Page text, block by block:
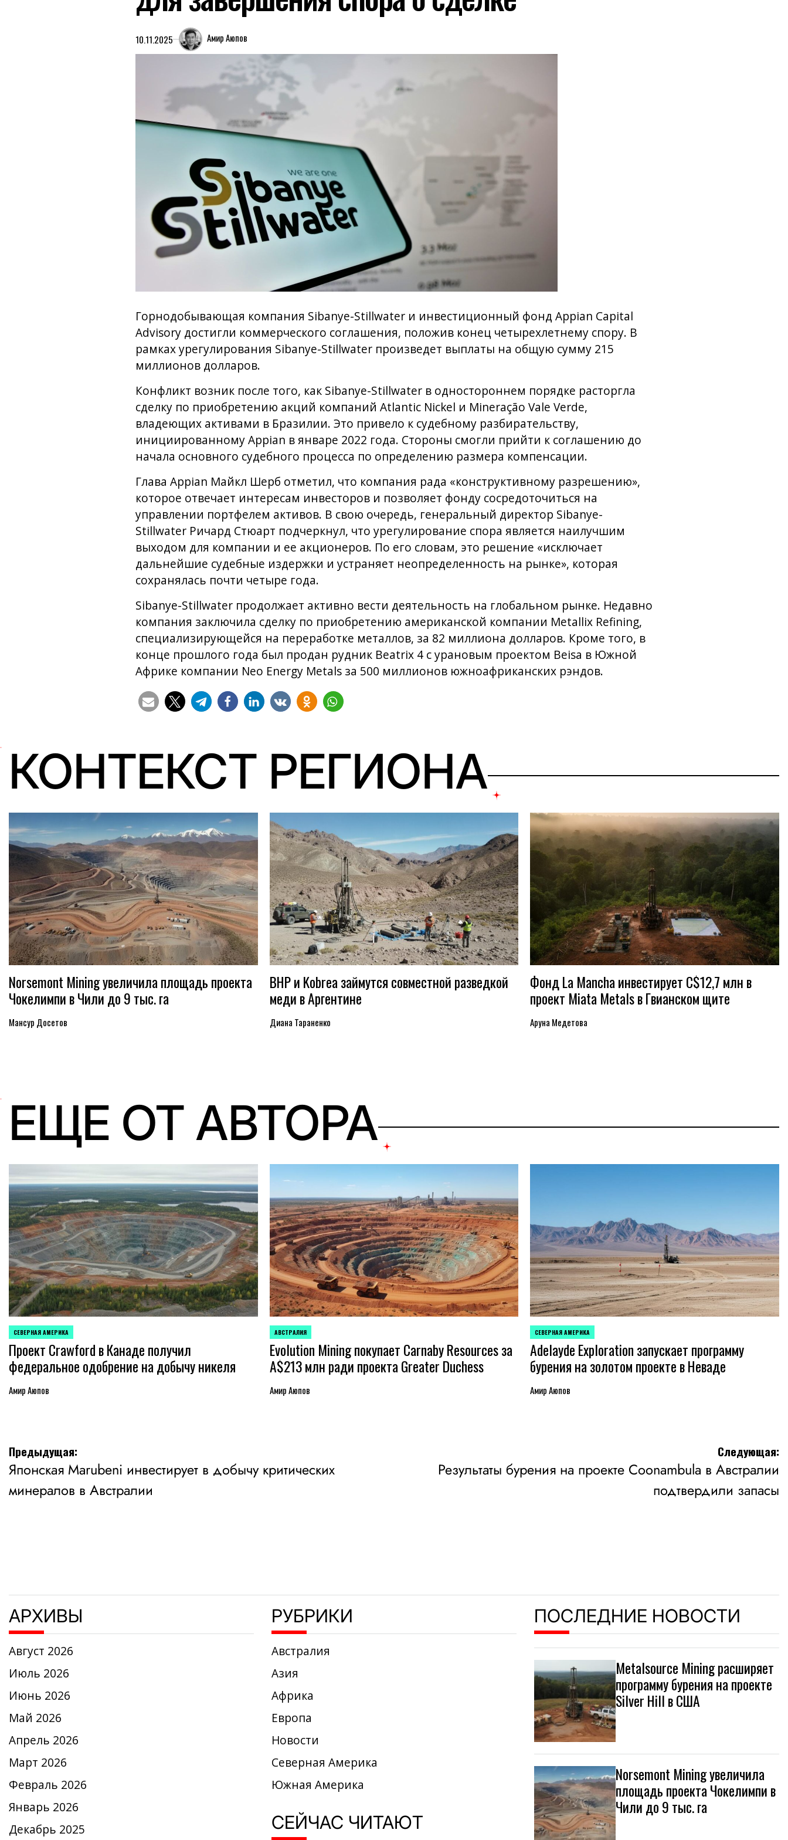
10.11.2025 Амир Аюпов
Горнодобывающая компания Sibanye-Stillwater и инвестиционный фонд Appian Capital
Advisory достигли коммерческого соглашения, положив конец четырехлетнему спору. В
рамках урегулирования Sibanye-Stillwater произведет выплаты на общую сумму 215
миллионов долларов.
Конфликт возник после того, как Sibanye-Stillwater в одностороннем порядке расторгла
сделку по приобретению акций компаний Atlantic Nickel и Mineração Vale Verde,
владеющих активами в Бразилии. Это привело к судебному разбирательству,
инициированному Appian в январе 2022 года. Стороны смогли прийти к соглашению до
начала основного судебного процесса по определению размера компенсации.
Глава Appian Майкл Шерб отметил, что компания рада «конструктивному разрешению»,
которое отвечает интересам инвесторов и позволяет фонду сосредоточиться на
управлении портфелем активов. В свою очередь, генеральный директор Sibanye-
Stillwater Ричард Стюарт подчеркнул, что урегулирование спора является наилучшим
выходом для компании и ее акционеров. По его словам, это решение «исключает
дальнейшие судебные издержки и устраняет неопределенность на рынке», которая
сохранялась почти четыре года.
Sibanye-Stillwater продолжает активно вести деятельность на глобальном рынке. Недавно
компания заключила сделку по приобретению американской компании Metallix Refining,
специализирующейся на переработке металлов, за 82 миллиона долларов. Кроме того, в
конце прошлого года был продан рудник Beatrix 4 с урановым проектом Beisa в Южной
Африке компании Neo Energy Metals за 500 миллионов южноафриканских рэндов.
КОНТЕКСТ РЕГИОНА
Norsemont Mining увеличила площадь проекта
Чокелимпи в Чили до 9 тыс. га
Мансур Досетов
BHP и Kobrea займутся совместной разведкой
меди в Аргентине
Диана Тараненко
Фонд La Mancha инвестирует C$12,7 млн в
проект Miata Metals в Гвианском щите
Аруна Медетова
ЕЩЕ ОТ АВТОРА
ОПУБЛИКОВАНО
В
СЕВЕРНАЯ АМЕРИКА
Проект Crawford в Канаде получил
федеральное одобрение на добычу никеля
Амир Аюпов
ОПУБЛИКОВАНО
В
АВСТРАЛИЯ
Evolution Mining покупает Carnaby Resources за
A$213 млн ради проекта Greater Duchess
Амир Аюпов
ОПУБЛИКОВАНО
В
СЕВЕРНАЯ АМЕРИКА
Adelayde Exploration запускает программу
бурения на золотом проекте в Неваде
Амир Аюпов
Навигация
по
записям
Предыдущая:
Японская Marubeni инвестирует в добычу критических
минералов в Австралии
Следующая:
Результаты бурения на проекте Coonambula в Австралии
подтвердили запасы
АРХИВЫ
Август 2026
Июль 2026
Июнь 2026
Май 2026
Апрель 2026
Март 2026
Февраль 2026
Январь 2026
Декабрь 2025
РУБРИКИ
Австралия
Азия
Африка
Европа
Новости
Северная Америка
Южная Америка
СЕЙЧАС ЧИТАЮТ
ПОСЛЕДНИЕ НОВОСТИ
Metalsource Mining расширяет
программу бурения на проекте
Silver Hill в США
Norsemont Mining увеличила
площадь проекта Чокелимпи в
Чили до 9 тыс. га